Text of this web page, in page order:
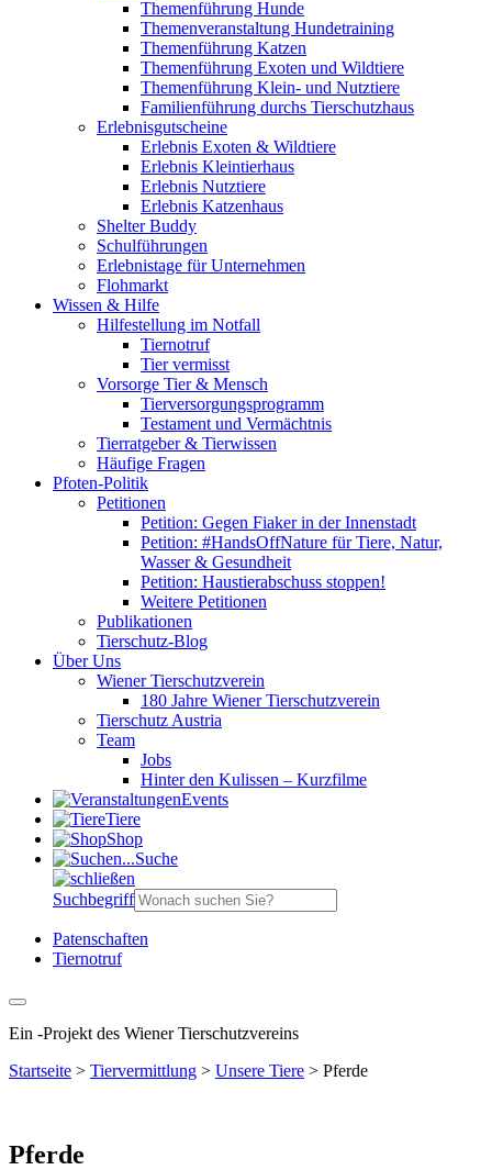
Themenführung Hunde
Themenveranstaltung Hundetraining
Themenführung Katzen
Themenführung Exoten und Wildtiere
Themenführung Klein- und Nutztiere
Familienführung durchs Tierschutzhaus
Erlebnisgutscheine
Erlebnis Exoten & Wildtiere
Erlebnis Kleintierhaus
Erlebnis Nutztiere
Erlebnis Katzenhaus
Shelter Buddy
Schulführungen
Erlebnistage für Unternehmen
Flohmarkt
Wissen & Hilfe
Hilfestellung im Notfall
Tiernotruf
Tier vermisst
Vorsorge Tier & Mensch
Tierversorgungsprogramm
Testament und Vermächtnis
Tierratgeber & Tierwissen
Häufige Fragen
Pfoten-Politik
Petitionen
Petition: Gegen Fiaker in der Innenstadt
Petition: #HandsOffNature für Tiere, Natur,
Wasser & Gesundheit
Petition: Haustierabschuss stoppen!
Weitere Petitionen
Publikationen
Tierschutz-Blog
Über Uns
Wiener Tierschutzverein
180 Jahre Wiener Tierschutzverein
Tierschutz Austria
Team
Jobs
Hinter den Kulissen – Kurzfilme
Events
Tiere
Shop
Suche
Suchbegriff
Patenschaften
Tiernotruf
Ein -Projekt des Wiener Tierschutzvereins
Startseite > Tiervermittlung > Unsere Tiere > Pferde
Pferde